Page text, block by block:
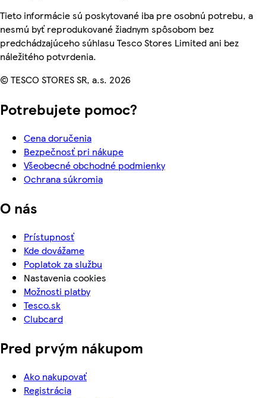
Tieto informácie sú poskytované iba pre osobnú potrebu, a
nesmú byť reprodukované žiadnym spôsobom bez
predchádzajúceho súhlasu Tesco Stores Limited ani bez
náležitého potvrdenia.
© TESCO STORES SR, a.s. 2026
Potrebujete pomoc?
Cena doručenia
Bezpečnosť pri nákupe
Všeobecné obchodné podmienky
Ochrana súkromia
O nás
Prístupnosť
Kde dovážame
Poplatok za službu
Nastavenia cookies
Možnosti platby
Tesco.sk
Clubcard
Pred prvým nákupom
Ako nakupovať
Registrácia